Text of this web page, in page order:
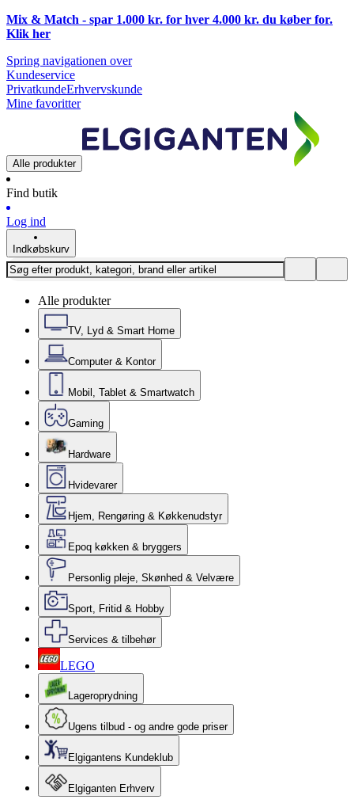
Mix & Match - spar 1.000 kr. for hver 4.000 kr. du køber for.
Klik her
Spring navigationen over
Kundeservice
PrivatkundeErhvervskunde
Mine favoritter
Alle produkter
Find butik
Log ind
Indkøbskurv
Alle produkter
TV, Lyd & Smart Home
Computer & Kontor
Mobil, Tablet & Smartwatch
Gaming
Hardware
Hvidevarer
Hjem, Rengøring & Køkkenudstyr
Epoq køkken & bryggers
Personlig pleje, Skønhed & Velvære
Sport, Fritid & Hobby
Services & tilbehør
LEGO
Lageroprydning
Ugens tilbud - og andre gode priser
Elgigantens Kundeklub
Elgiganten Erhverv